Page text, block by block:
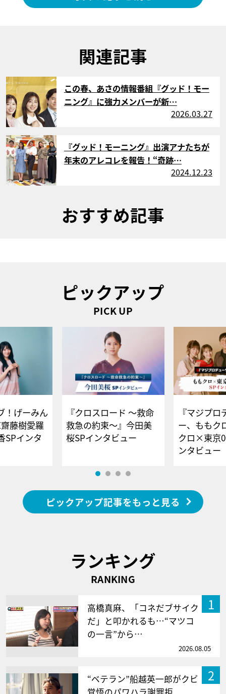
関連記事
サムネイル
この春、あさの情報番組『グッド！モー
ニング』に強力メンバーが新…
2026.03.27
サムネイル
『グッド！モーニング』出演アナたちが
年末のアレコレを報告！“奇跡…
2024.12.23
おすすめ記事
ピックアップ
PICK UP
！げーみん
藤樹愛羅
SPインタ
『クロスロード ～救命
救急の約束～』今田美
桜SPインタビュー
『マジプロ
ー、ももク
クロ×東京
ンタビュー
ピックアップ記事をもっと見る
ランキング
RANKING
1
高橋真麻、「コネだブサイク
だ」と叩かれるも…“マツコ
の一言”から…
2026.08.05
2
“ベテラン”船越英一郎がクビ